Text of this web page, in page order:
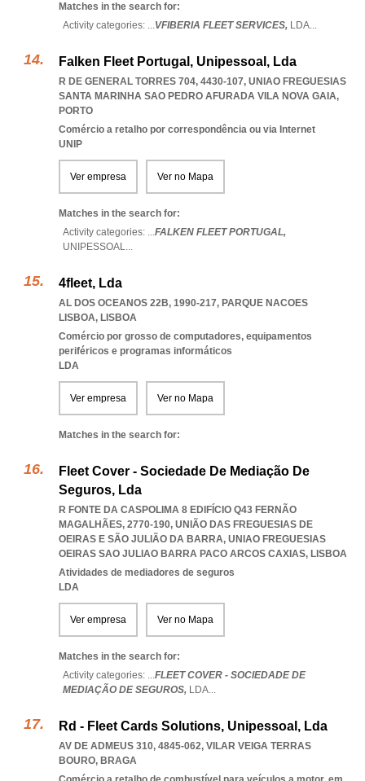
Matches in the search for:
Activity categories: ...VFIBERIA FLEET SERVICES, LDA...
Falken Fleet Portugal, Unipessoal, Lda
R DE GENERAL TORRES 704, 4430-107, UNIAO FREGUESIAS
SANTA MARINHA SAO PEDRO AFURADA VILA NOVA GAIA,
PORTO
Comércio a retalho por correspondência ou via Internet
UNIP
Ver empresa Ver no Mapa
Matches in the search for:
Activity categories: ...FALKEN FLEET PORTUGAL,
UNIPESSOAL...
4fleet, Lda
AL DOS OCEANOS 22B, 1990-217, PARQUE NACOES
LISBOA, LISBOA
Comércio por grosso de computadores, equipamentos
periféricos e programas informáticos
LDA
Ver empresa Ver no Mapa
Matches in the search for:
Fleet Cover - Sociedade De Mediação De
Seguros, Lda
R FONTE DA CASPOLIMA 8 EDIFÍCIO Q43 FERNÃO
MAGALHÃES, 2770-190, UNIÃO DAS FREGUESIAS DE
OEIRAS E SÃO JULIÃO DA BARRA, UNIAO FREGUESIAS
OEIRAS SAO JULIAO BARRA PACO ARCOS CAXIAS, LISBOA
Atividades de mediadores de seguros
LDA
Ver empresa Ver no Mapa
Matches in the search for:
Activity categories: ...FLEET COVER - SOCIEDADE DE
MEDIAÇÃO DE SEGUROS, LDA...
Rd - Fleet Cards Solutions, Unipessoal, Lda
AV DE ADMEUS 310, 4845-062, VILAR VEIGA TERRAS
BOURO, BRAGA